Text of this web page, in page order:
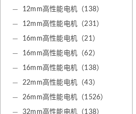
12mm高性能电机（138）
12mm高性能电机（231）
16mm高性能电机（21）
16mm高性能电机（62）
16mm高性能电机（138）
22mm高性能电机（43）
26mm高性能电机（1526）
32mm高性能电机（138）